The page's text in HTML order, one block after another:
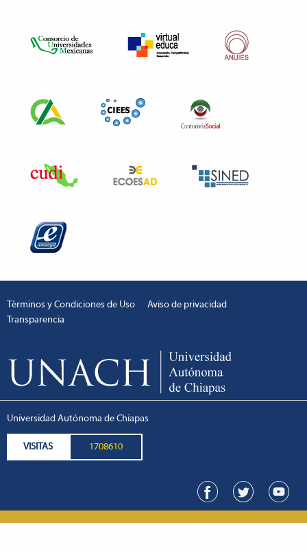
Términos y Condiciones de Uso
Aviso de privacidad
Transparencia
Universidad Autónoma de Chiapas
VISITAS 1708610